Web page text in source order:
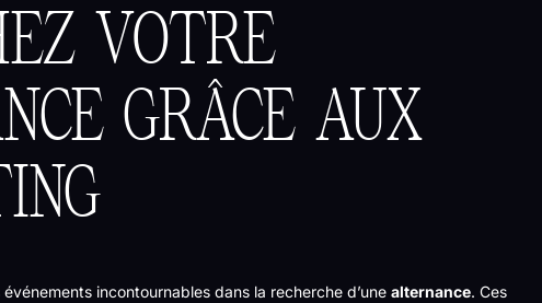
VOTRE
GRÂCE AUX
incontournables dans la recherche d’unealternance. Ces